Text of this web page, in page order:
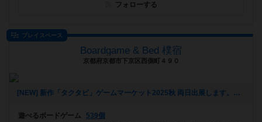
フォローする
プレイスペース
Boardgame & Bed 樸宿
京都府京都市下京区西側町４９０
[NEW] 新作「タクタビ」ゲームマーケット2025秋 両日出展します。（2025年08月24日 11時31分）
遊べるボードゲーム
539個